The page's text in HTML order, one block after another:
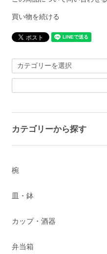
買い物を続ける
カテゴリーから探す
椀
皿・鉢
カップ・酒器
弁当箱